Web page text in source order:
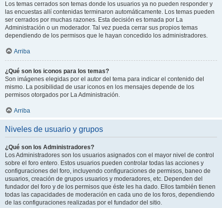
Los temas cerrados son temas donde los usuarios ya no pueden responder y
las encuestas allí contenidas terminaron automáticamente. Los temas pueden
ser cerrados por muchas razones. Esta decisión es tomada por La
Administración o un moderador. Tal vez pueda cerrar sus propios temas
dependiendo de los permisos que le hayan concedido los administradores.
Arriba
¿Qué son los iconos para los temas?
Son imágenes elegidas por el autor del tema para indicar el contenido del
mismo. La posibilidad de usar iconos en los mensajes depende de los
permisos otorgados por La Administración.
Arriba
Niveles de usuario y grupos
¿Qué son los Administradores?
Los Administradores son los usuarios asignados con el mayor nivel de control
sobre el foro entero. Estos usuarios pueden controlar todas las acciones y
configuraciones del foro, incluyendo configuraciones de permisos, baneo de
usuarios, creación de grupos usuarios y moderadores, etc. Dependen del
fundador del foro y de los permisos que éste les ha dado. Ellos también tienen
todas las capacidades de moderación en cada uno de los foros, dependiendo
de las configuraciones realizadas por el fundador del sitio.